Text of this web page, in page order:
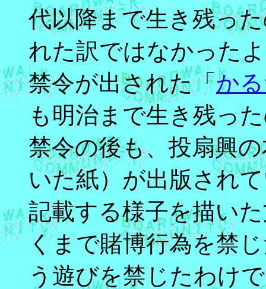
代以降まで生き残っ
れた訳ではなかった
禁令が出された「か
も明治まで生き残っ
禁令の後も、投扇興
いた紙）が出版され
記載する様子を描い
くまで賭博行為を禁
う遊びを禁じたわけ